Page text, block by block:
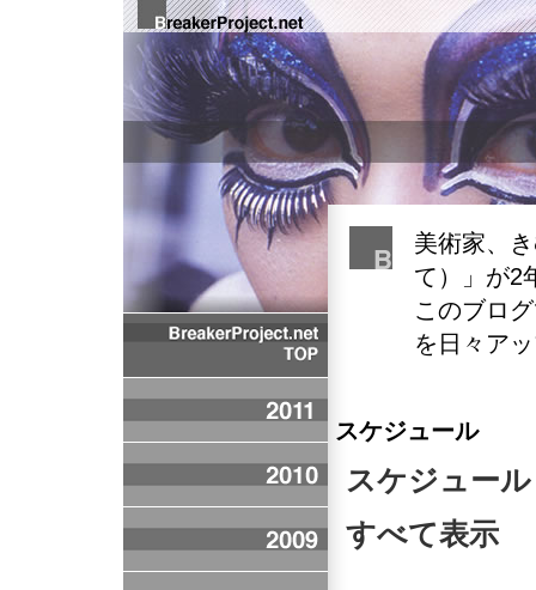
美術家、
て）」が2
このブロ
を日々ア
スケジュール
スケジュール
すべて表示